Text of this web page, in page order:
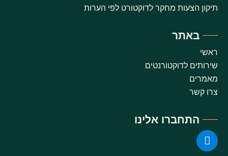
תיקון הצעות מחקר לדוקטורט לפי הערות
באתר
ראשי
שירותים לדוקטורנטים
מאמרים
צרו קשר
התחברו אלינו